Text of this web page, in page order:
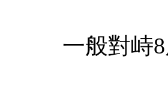
一般對峙